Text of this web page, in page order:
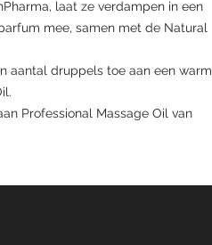
laat ze verdampen in een
mee, samen met de Natural
aantal druppels toe aan een warm
Professional Massage Oil van